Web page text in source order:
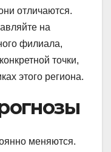
отличаются.
на
филиала,
точки,
этого региона.
меняются.